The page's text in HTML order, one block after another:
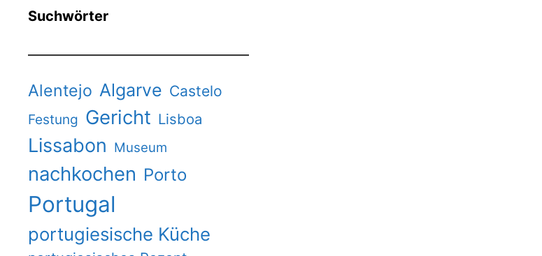
Suchwörter
Alentejo Algarve Castelo
Festung Gericht Lisboa
Lissabon Museum
nachkochen Porto
Portugal
portugiesische Küche